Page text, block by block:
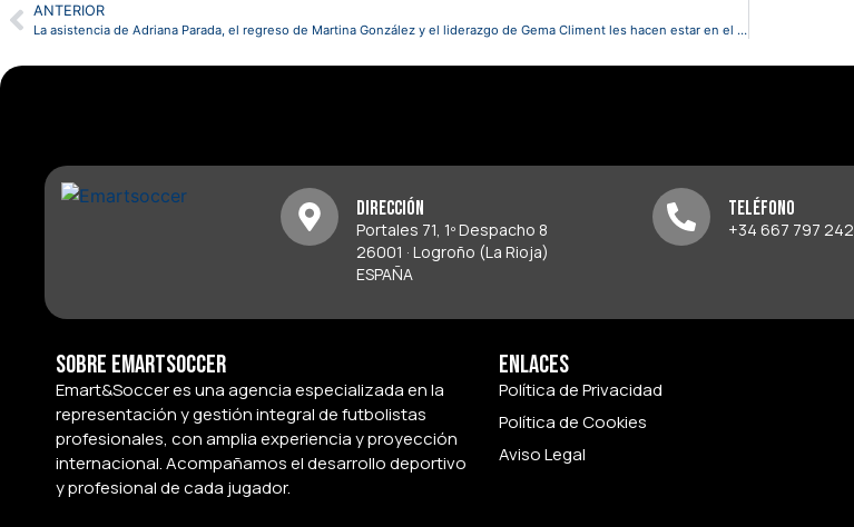
ANTERIOR
La asistencia de Adriana Parada, el regreso de Martina González y el liderazgo de Gema Climent les hacen estar en el top-3 de Primera RFEF
Dirección
Portales 71, 1º Despacho 8
26001 · Logroño (La Rioja)
ESPAÑA
Teléfono
+34 667 797 242
Sobre Emartsoccer
Emart&Soccer es una agencia especializada en la
representación y gestión integral de futbolistas
profesionales, con amplia experiencia y proyección
internacional. Acompañamos el desarrollo deportivo
y profesional de cada jugador.
Enlaces
Política de Privacidad
Política de Cookies
Aviso Legal